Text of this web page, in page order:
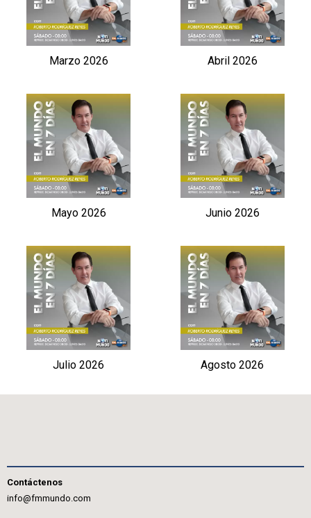
Marzo 2026 Abril 2026
Mayo 2026 Junio 2026
Julio 2026 Agosto 2026
Contáctenos
info@fmmundo.com